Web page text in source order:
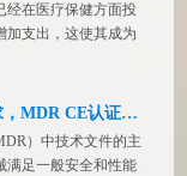
经在医疗保健方面投
加支出，这使其成为
市场。然而，想要
特阿拉伯获得其设
规业务版图再添新模
MDR技术文件要求，MDR CE认证办理
）中技术文件的主
满足一般安全和性能